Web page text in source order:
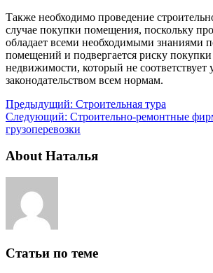
Также необходимо проведение
случае покупки помещения, поскольку
обладает всеми необходимыми знаниями
помещений и подвергается риску покупки
недвижимости, который не соответствует
законодательством всем нормам.
Предыдущий: Строительная тура
Следующий: Строительно-ремонтные
грузоперевозки
About Наталья
Статьи по теме